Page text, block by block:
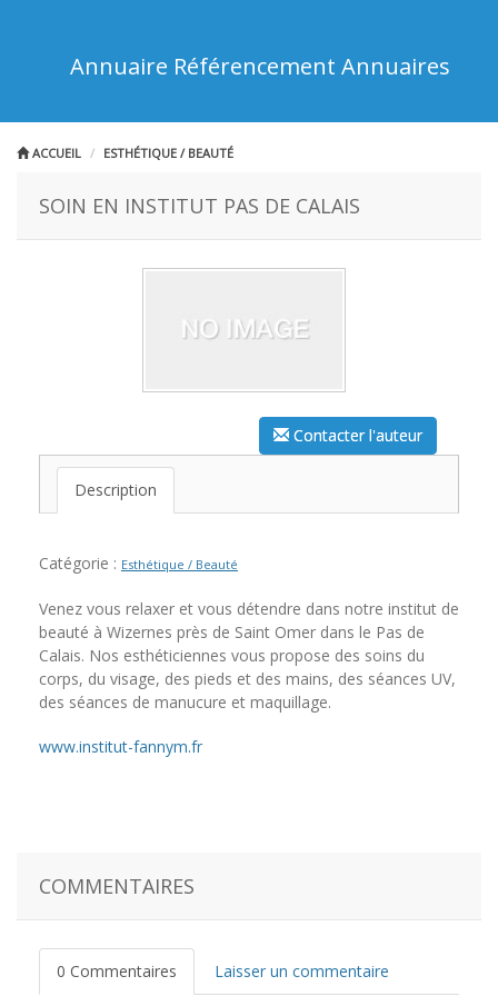
Annuaire Référencement Annuaires
ACCUEIL ESTHÉTIQUE / BEAUTÉ
SOIN EN INSTITUT PAS DE CALAIS
Contacter l'auteur
Description
Catégorie : Esthétique / Beauté
Venez vous relaxer et vous détendre dans notre institut de
beauté à Wizernes près de Saint Omer dans le Pas de
Calais. Nos esthéticiennes vous propose des soins du
corps, du visage, des pieds et des mains, des séances UV,
des séances de manucure et maquillage.
www.institut-fannym.fr
COMMENTAIRES
0 Commentaires Laisser un commentaire